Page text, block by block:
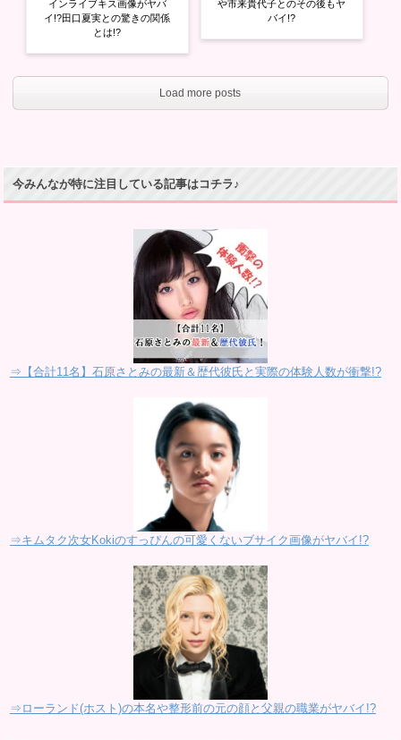
インライブキス画像がヤバ
イ!?田口夏実との驚きの関係
とは!?
や市来貴代子とのその後もヤ
バイ!?
Load more posts
今みんなが特に注目している記事はコチラ♪
⇒【合計11名】石原さとみの最新＆歴代彼氏と実際の体験人数が衝撃!?
⇒キムタク次女Kokiのすっぴんの可愛くないブサイク画像がヤバイ!?
⇒ローランド(ホスト)の本名や整形前の元の顔と父親の職業がヤバイ!?